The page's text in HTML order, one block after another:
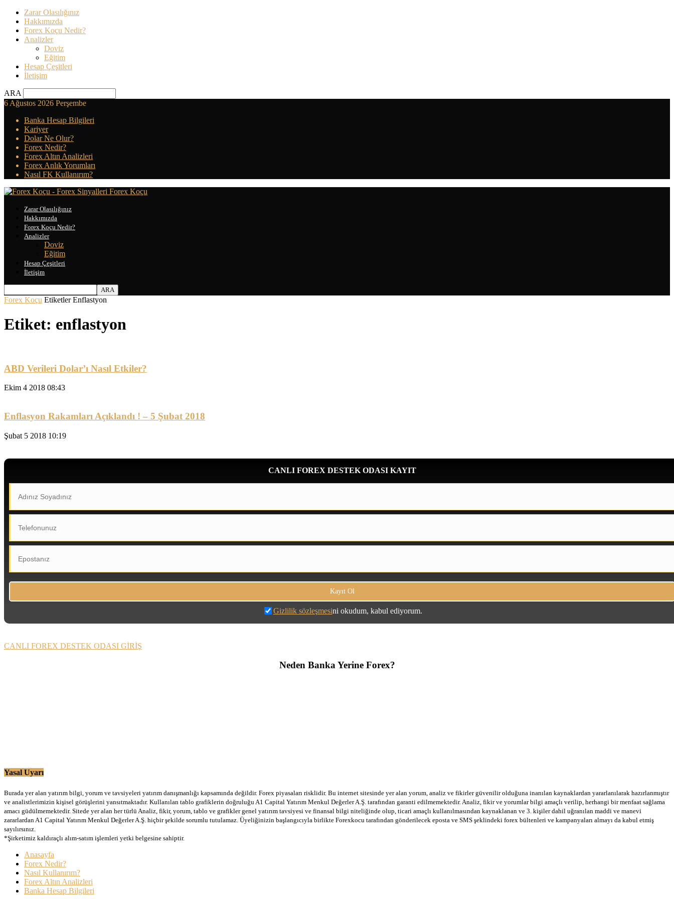
Zarar Olasılığınız
Hakkımızda
Forex Koçu Nedir?
Analizler
Doviz
Eğitim
Hesap Çeşitleri
İletişim
ARA
6 Ağustos 2026 Perşembe
Banka Hesap Bilgileri
Kariyer
Dolar Ne Olur?
Forex Nedir?
Forex Altın Analizleri
Forex Anlık Yorumları
Nasıl FK Kullanırım?
Forex Koçu
Zarar Olasılığınız
Hakkımızda
Forex Koçu Nedir?
Analizler
Doviz
Eğitim
Hesap Çeşitleri
İletişim
Forex Koçu Etiketler Enflastyon
Etiket: enflastyon
ABD Verileri Dolar’ı Nasıl Etkiler?
Ekim 4 2018 08:43
Enflasyon Rakamları Açıklandı ! – 5 Şubat 2018
Şubat 5 2018 10:19
CANLI FOREX DESTEK ODASI KAYIT
Gizlilik sözleşmesini okudum, kabul ediyorum.
CANLI FOREX DESTEK ODASI GİRİŞ
Neden Banka Yerine Forex?
Yasal Uyarı
Burada yer alan yatırım bilgi, yorum ve tavsiyeleri yatırım danışmanlığı kapsamında değildir. Forex piyasaları risklidir. Bu internet sitesinde yer alan yorum, analiz ve fikirler güvenilir olduğuna inanılan kaynaklardan yararlanılarak hazırlanmıştır
ve analistlerimizin kişisel görüşlerini yansıtmaktadır. Kullanılan tablo grafiklerin doğruluğu A1 Capital Yatırım Menkul Değerler A.Ş. tarafından garanti edilmemektedir. Analiz, fikir ve yorumlar bilgi amaçlı verilip, herhangi bir menfaat sağlama
amacı güdülmemektedir. Sitede yer alan her türlü Analiz, fikir, yorum, tablo ve grafikler genel yatırım tavsiyesi ve finansal bilgi niteliğinde olup, ticari amaçlı kullanılmasından kaynaklanan ve 3. kişiler dahil uğranılan maddi ve manevi
zararlardan A1 Capital Yatırım Menkul Değerler A.Ş. hiçbir şekilde sorumlu tutulamaz. Üyeliğinizin başlangıcıyla birlikte Forexkocu tarafından gönderilecek eposta ve SMS şeklindeki forex bültenleri ve kampanyaları almayı da kabul etmiş
sayılırsınız.
*Şirketimiz kaldıraçlı alım-satım işlemleri yetki belgesine sahiptir.
Anasayfa
Forex Nedir?
Nasıl Kullanırım?
Forex Altın Analizleri
Banka Hesap Bilgileri